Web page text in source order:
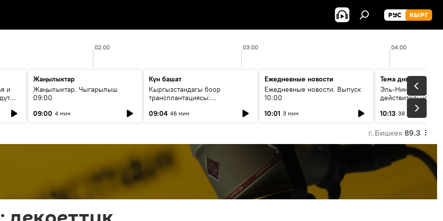
РУС КЫРГ
02:00 03:00 04:00
и
Жаңылыктар
Жаңылыктар. Чыгарылыш
09:00
09:00 4 мин
Күн башат
Кыргызстандагы боор
трансплантациясы:
келечеги
09:04 46 мин
Ежедневные новости
Ежедневные новости. Выпуск
10:00
10:01 3 мин
Тема дня
Эль-Ниньо, жара и
действительно
погоду в
10:13 38 мин
г. Бишкек 89.3